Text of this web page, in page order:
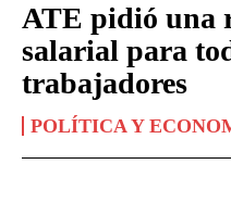
ATE pidió una
salarial para
trabajadores
POLÍTICA Y